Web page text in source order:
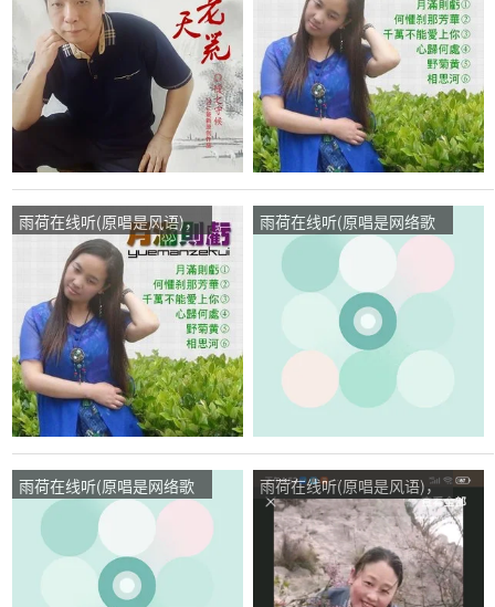
雨荷在线听(原唱是风语)，
洁白的雪演唱点播:88次
雨荷在线听(原唱是网络歌
手)，绿竹(暂退）演唱点
播:260次
雨荷在线听(原唱是网络歌
手)，绿竹(暂退）演唱点
播:55次
雨荷在线听(原唱是风语)，
尔霞演唱点播:44次